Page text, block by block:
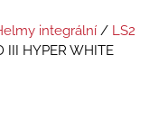
integrální / LS2
III HYPER WHITE